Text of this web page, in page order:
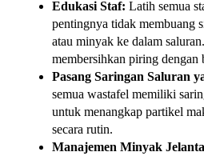
Edukasi Staf: Latih semua
pentingnya tidak membuang
atau minyak ke dalam
membersihkan piring dengan
Pasang Saringan Saluran
semua wastafel memiliki
untuk menangkap partikel
secara rutin.
Manajemen Minyak